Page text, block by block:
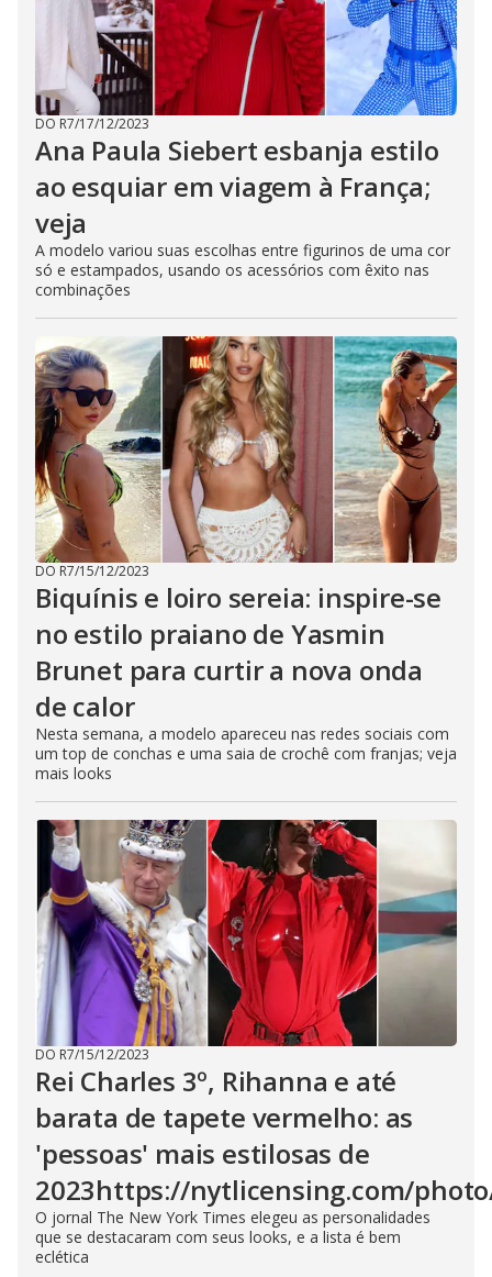
DO R7/17/12/2023
Ana Paula Siebert esbanja estilo
ao esquiar em viagem à França;
veja
A modelo variou suas escolhas entre figurinos de uma cor
só e estampados, usando os acessórios com êxito nas
combinações
DO R7/15/12/2023
Biquínis e loiro sereia: inspire-se
no estilo praiano de Yasmin
Brunet para curtir a nova onda
de calor
Nesta semana, a modelo apareceu nas redes sociais com
um top de conchas e uma saia de crochê com franjas; veja
mais looks
DO R7/15/12/2023
Rei Charles 3º, Rihanna e até
barata de tapete vermelho: as
'pessoas' mais estilosas de
2023https://nytlicensing.com/
O jornal The New York Times elegeu as personalidades
que se destacaram com seus looks, e a lista é bem
eclética